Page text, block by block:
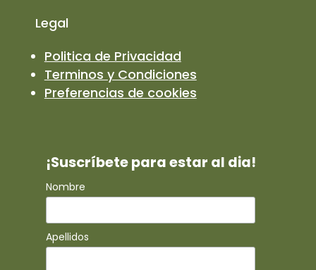
Legal
Politica de Privacidad
Terminos y Condiciones
Preferencias de cookies
¡Suscríbete para estar al dia!
Nombre
Apellidos